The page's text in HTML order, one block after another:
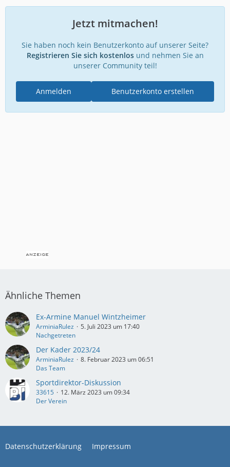
Jetzt mitmachen!
Sie haben noch kein Benutzerkonto auf unserer Seite?
Registrieren Sie sich kostenlosund nehmen Sie an
unserer Community teil!
Benutzerkonto erstellen
Anmelden
Ähnliche Themen
Ex-Armine Manuel Wintzheimer
ArminiaRulez
5. Juli 2023 um 17:40
Nachgetreten
Der Kader 2023/24
ArminiaRulez
8. Februar 2023 um 06:51
Das Team
Sportdirektor-Diskussion
33615
12. März 2023 um 09:34
Der Verein
Datenschutzerklärung Impressum